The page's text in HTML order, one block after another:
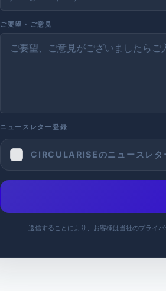
ご要望・ご意見
ニュースレター登録
CIRCULARISEのニュースレタ
送信することにより、お客様は当社のプライ